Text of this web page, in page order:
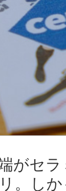
がセラ
。し